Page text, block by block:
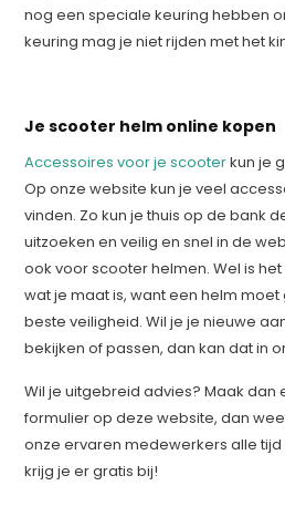
nog een speciale keuring hebben
keuring mag je niet rijden met het
Je scooter helm online kopen
Accessoires voor je scooterkun je
Op onze website kun je veel
vinden. Zo kun je thuis op de bank
uitzoeken en veilig en snel in de
ook voor scooter helmen. Wel is
wat je maat is, want een helm
beste veiligheid. Wil je je nieuwe
bekijken of passen, dan kan dat in
Wil je uitgebreid advies? Maak dan
formulier op deze website, dan
onze ervaren medewerkers alle tijd
krijg je er gratis bij!